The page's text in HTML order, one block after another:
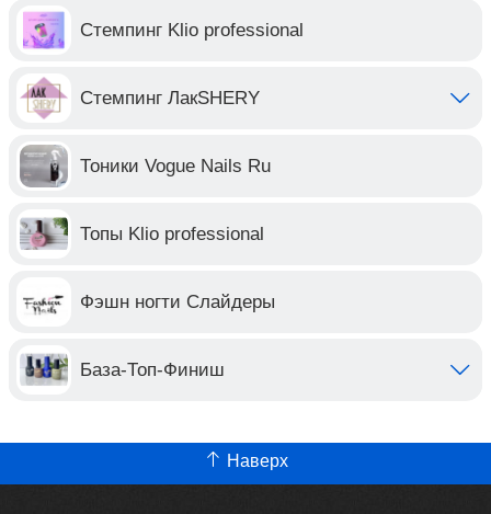
Стемпинг Klio professional
Стемпинг ЛакSHERY
Тоники Vogue Nails Ru
Топы Klio professional
Фэшн ногти Слайдеры
База-Топ-Финиш
Наверх